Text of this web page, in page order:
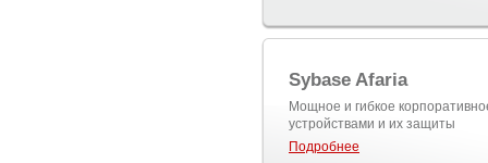
Sybase Afaria
Мощное и гибкое
устройствами и их защиты
Подробнее